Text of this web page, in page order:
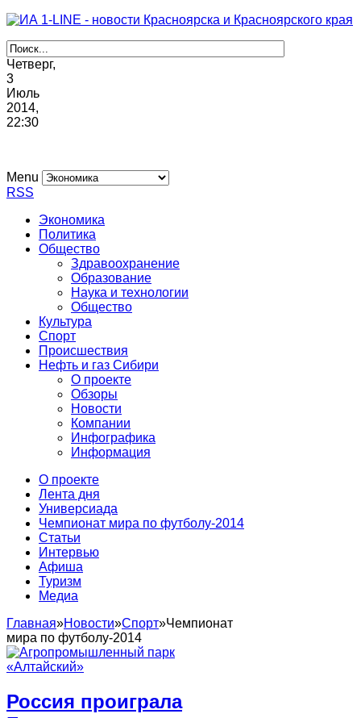
Четверг,
3
Июль
2014,
22:30
Menu
RSS
Экономика
Политика
Общество
Здравоохранение
Образование
Наука и технологии
Общество
Культура
Спорт
Происшествия
Нефть и газ Сибири
О проекте
Обзоры
Новости
Компании
Инфографика
Информация
О проекте
Лента дня
Универсиада
Чемпионат мира по футболу-2014
Статьи
Интервью
Афиша
Туризм
Медиа
Главная»Новости»Спорт»Чемпионат
мира по футболу-2014
Россия проиграла